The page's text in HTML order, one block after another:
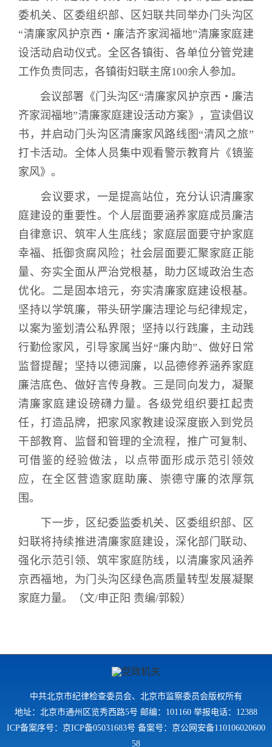
委机关、区委组织部、区妇联共同举办门头沟区
“清廉家风护京西・廉洁齐家润福地”清廉家庭建
设活动启动仪式。全区各镇街、各单位分管党建
工作负责同志，各镇街妇联主席100余人参加。
会议部署《门头沟区“清廉家风护京西 ・ 廉洁
齐家润福地”清廉家庭建设活动方案》，宣读倡议
书，并启动门头沟区清廉家风路线图“清风之旅”
打卡活动。 全体人员集中观看警示教育片《镜鉴
家风》。
会议要求， 一是提高站位，充分认识清廉家
庭建设的重要性。个人层面要涵养家庭成员廉洁
自律意识、筑牢人生底线；家庭层面要守护家庭
幸福、抵御贪腐风险；社会层面要汇聚家庭正能
量、夯实全面从严治党根基，助力区域政治生态
优化。二是固本培元，夯实清廉家庭建设根基。
坚持以学筑廉，带头研学廉洁理论与纪律规定，
以案为鉴划清公私界限；坚持以行践廉，主动践
行勤俭家风，引导家属当好“廉内助”、做好日常
监督提醒；坚持以德润廉，以品德修养涵养家庭
廉洁底色、做好言传身教。三是同向发力，凝聚
清廉家庭建设磅礴力量。各级党组织要扛起责
任，打造品牌，把家风家教建设深度嵌入到党员
干部教育、监督和管理的全流程，推广可复制、
可借鉴的经验做法，以点带面形成示范引领效
应，在全区营造家庭助廉、崇德守廉的浓厚氛
围。
下一步，区纪委监委机关、区委组织部、区
妇联将持续推进清廉家庭建设，深化部门联动、
强化示范引领、筑牢家庭防线，以清廉家风涵养
京西福地，为门头沟区绿色高质量转型发展凝聚
家庭力量。
（文/申正阳 责编/郭毅）
中共北京市纪律检查委员会、北京市监察委员会版权所有
地址：北京市通州区览秀西路5号 邮编：101160 举报电话：12388
ICP备案序号：京ICP备05031683号 备案号：京公网安备110106020600
58